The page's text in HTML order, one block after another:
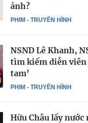
PHIM - TRUYỀN HÌNH
ảnh?
PHIM - TRUYỀN HÌNH
NSND Lê Khanh,
tìm kiếm diễn viên
tam’
Hữu Châu lấy